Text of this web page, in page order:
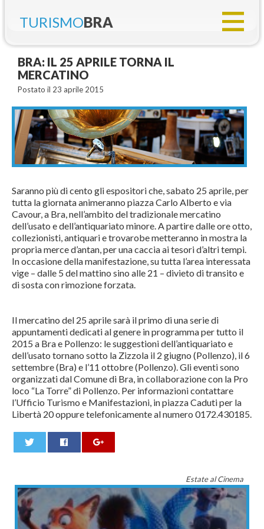
TURISMOBRA
BRA: IL 25 APRILE TORNA IL
MERCATINO
Postato il 23 aprile 2015
Saranno più di cento gli espositori che, sabato 25 aprile, per
tutta la giornata animeranno piazza Carlo Alberto e via
Cavour, a Bra, nell’ambito del tradizionale mercatino
dell’usato e dell’antiquariato minore. A partire dalle ore otto,
collezionisti, antiquari e trovarobe metteranno in mostra la
propria merce d’antan, per una caccia ai tesori d’altri tempi.
In occasione della manifestazione, su tutta l’area interessata
vige – dalle 5 del mattino sino alle 21 – divieto di transito e
di sosta con rimozione forzata.
Il mercatino del 25 aprile sarà il primo di una serie di
appuntamenti dedicati al genere in programma per tutto il
2015 a Bra e Pollenzo: le suggestioni dell’antiquariato e
dell’usato tornano sotto la Zizzola il 2 giugno (Pollenzo), il 6
settembre (Bra) e l’11 ottobre (Pollenzo). Gli eventi sono
organizzati dal Comune di Bra, in collaborazione con la Pro
loco “La Torre” di Pollenzo. Per informazioni contattare
l’Ufficio Turismo e Manifestazioni, in piazza Caduti per la
Libertà 20 oppure telefonicamente al numero 0172.430185.
Estate al Cinema